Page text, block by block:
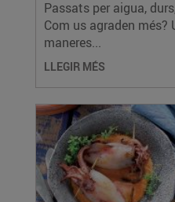
Passats per aigua,
Com us agraden més?
maneres...
LLEGIR MÉS